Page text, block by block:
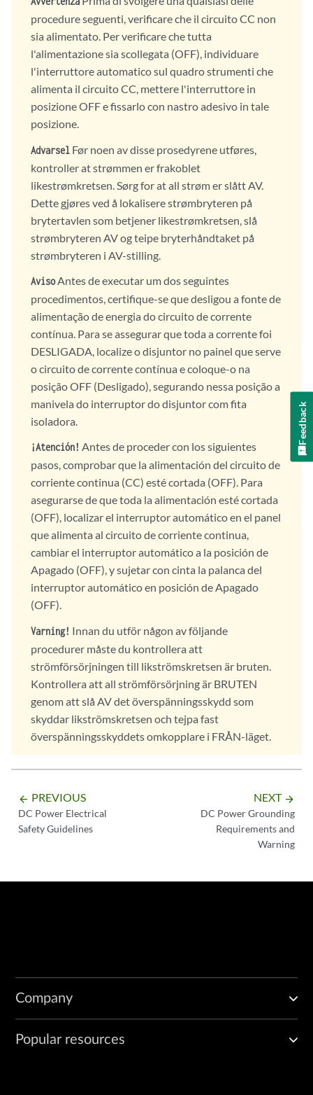
procedure seguenti, verificare che il circuito CC non
sia alimentato. Per verificare che tutta
l'alimentazione sia scollegata (OFF), individuare
l'interruttore automatico sul quadro strumenti che
alimenta il circuito CC, mettere l'interruttore in
posizione OFF e fissarlo con nastro adesivo in tale
posizione.
Advarsel Før noen av disse prosedyrene utføres,
kontroller at strømmen er frakoblet
likestrømkretsen. Sørg for at all strøm er slått AV.
Dette gjøres ved å lokalisere strømbryteren på
brytertavlen som betjener likestrømkretsen, slå
strømbryteren AV og teipe bryterhåndtaket på
strømbryteren i AV-stilling.
AvisoAntes de executar um dos seguintes
procedimentos, certifique-se que desligou a fonte de
alimentação de energia do circuito de corrente
contínua. Para se assegurar que toda a corrente foi
DESLIGADA, localize o disjuntor no painel que serve
o circuito de corrente contínua e coloque-o na
posição OFF (Desligado), segurando nessa posição a
manivela do interruptor do disjuntor com fita
isoladora.
¡Atención! Antes de proceder con los siguientes
pasos, comprobar que la alimentación del circuito de
corriente continua (CC) esté cortada (OFF). Para
asegurarse de que toda la alimentación esté cortada
(OFF), localizar el interruptor automático en el panel
que alimenta al circuito de corriente continua,
cambiar el interruptor automático a la posición de
Apagado (OFF), y sujetar con cinta la palanca del
interruptor automático en posición de Apagado
(OFF).
Varning! Innan du utför någon av följande
procedurer måste du kontrollera att
strömförsörjningen till likströmskretsen är bruten.
Kontrollera att all strömförsörjning är BRUTEN
genom att slå AV det överspänningsskydd som
skyddar likströmskretsen och tejpa fast
överspänningsskyddets omkopplare i FRÅN-läget.
arrow_backward PREVIOUS
DC Power Electrical
Safety Guidelines
NEXT arrow_forward
DC Power Grounding
Requirements and
Warning
Company
Popular resources
Feedback